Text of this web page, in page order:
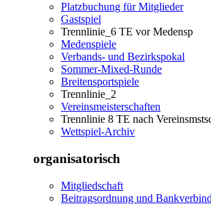
Platzbuchung für Mitglieder
Gastspiel
Trennlinie_6 TE vor Medensp
Medenspiele
Verbands- und Bezirkspokal
Sommer-Mixed-Runde
Breitensportspiele
Trennlinie_2
Vereinsmeisterschaften
Trennlinie 8 TE nach
Wettspiel-Archiv
organisatorisch
Mitgliedschaft
Beitragsordnung und